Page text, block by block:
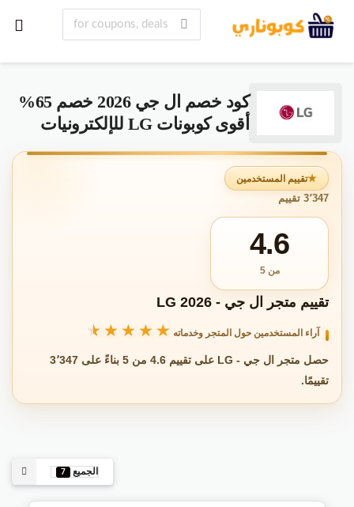
كود خصم ال جي 2026 خصم 65%
أقوى كوبونات LG للإلكترونيات
تقييم المستخدمين
3٬347 تقييم
4.6
من 5
تقييم متجر ال جي - LG 2026
آراء المستخدمين حول المتجر وخدماته ★★★★★
★★★★★
حصل متجر ال جي - LG على تقييم 4.6 من 5 بناءً على 3٬347
تقييمًا.
الجميع 7